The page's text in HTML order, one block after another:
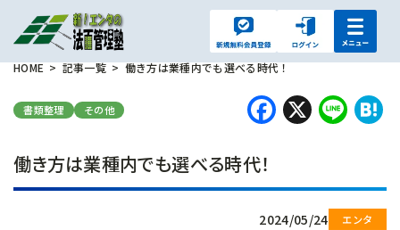
HOME 記事一覧 働き方は業種内でも選べる時代！
書類整理 その他 X
働き方は業種内でも選べる時代！
2024/05/24